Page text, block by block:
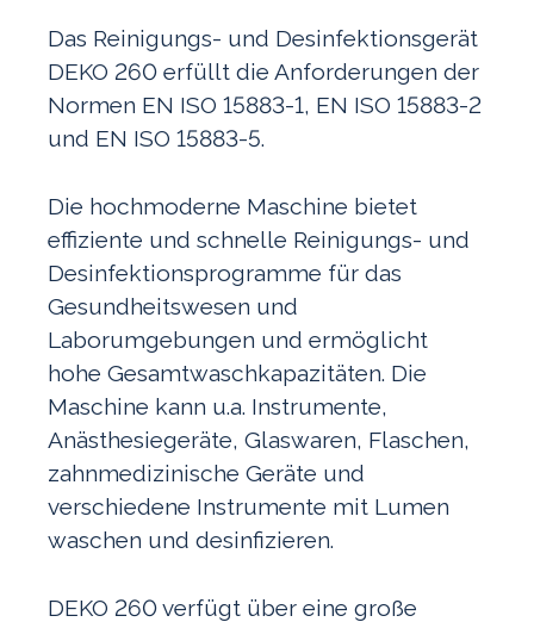
Das Reinigungs- und Desinfektionsgerät
DEKO 260 erfüllt die Anforderungen der
Normen EN ISO 15883-1, EN ISO 15883-2
und EN ISO 15883-5.
Die hochmoderne Maschine bietet
effiziente und schnelle Reinigungs- und
Desinfektionsprogramme für das
Gesundheitswesen und
Laborumgebungen und ermöglicht
hohe Gesamtwaschkapazitäten. Die
Maschine kann u.a. Instrumente,
Anästhesiegeräte, Glaswaren, Flaschen,
zahnmedizinische Geräte und
verschiedene Instrumente mit Lumen
waschen und desinfizieren.
DEKO 260 verfügt über eine große